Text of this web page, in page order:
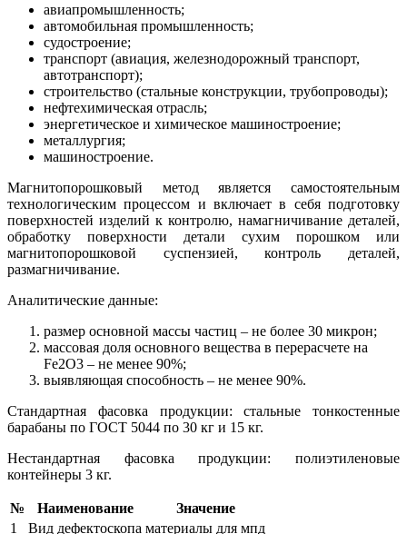
авиапромышленность;
автомобильная промышленность;
судостроение;
транспорт (авиация, железнодорожный транспорт,
автотранспорт);
строительство (стальные конструкции, трубопроводы);
нефтехимическая отрасль;
энергетическое и химическое машиностроение;
металлургия;
машиностроение.
Магнитопорошковый метод является самостоятельным
технологическим процессом и включает в себя подготовку
поверхностей изделий к контролю, намагничивание деталей,
обработку поверхности детали сухим порошком или
магнитопорошковой суспензией, контроль деталей,
размагничивание.
Аналитические данные:
размер основной массы частиц – не более 30 микрон;
массовая доля основного вещества в перерасчете на
Fe2O3 – не менее 90%;
выявляющая способность – не менее 90%.
Стандартная фасовка продукции: стальные тонкостенные
барабаны по ГОСТ 5044 по 30 кг и 15 кг.
Нестандартная фасовка продукции: полиэтиленовые
контейнеры 3 кг.
№ Наименование
Значение
1
Вид дефектоскопа материалы для мпд